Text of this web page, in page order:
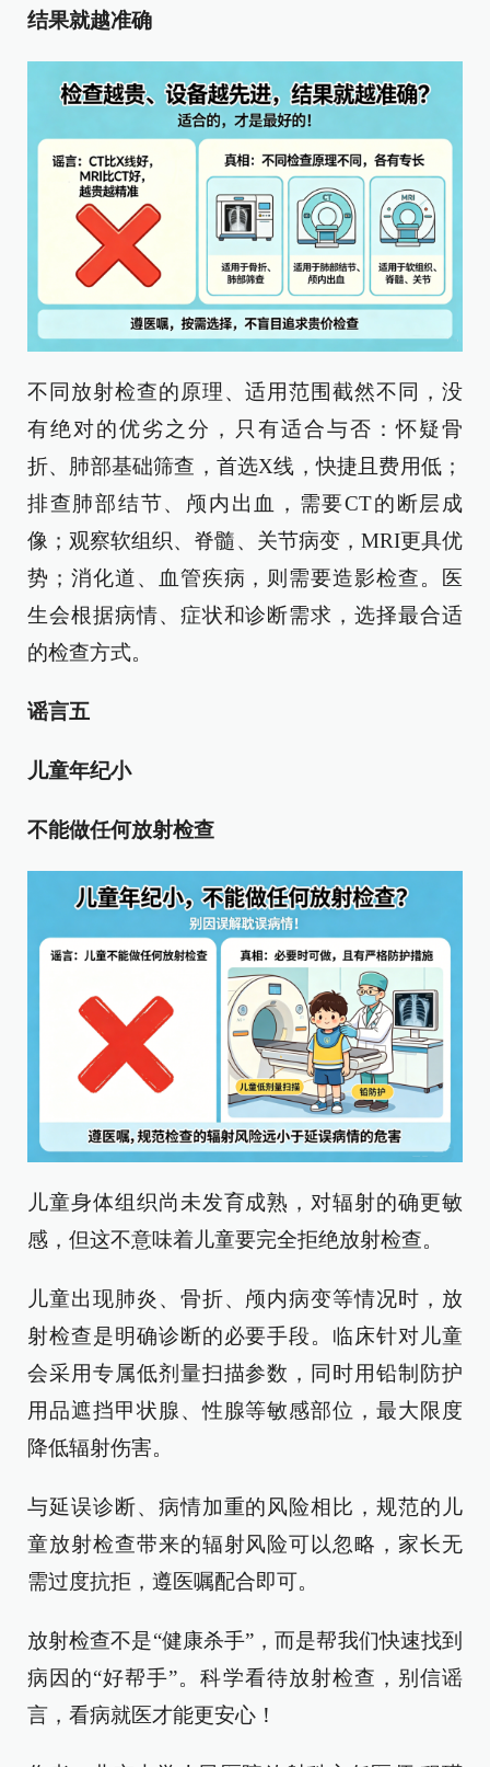
结果就越准确
不同放射检查的原理、适用范围截然不同，没
有绝对的优劣之分，只有适合与否：怀疑骨
折、肺部基础筛查，首选X线，快捷且费用低；
排查肺部结节、颅内出血，需要CT的断层成
像；观察软组织、脊髓、关节病变，MRI更具优
势；消化道、血管疾病，则需要造影检查。医
生会根据病情、症状和诊断需求，选择最合适
的检查方式。
谣言五
儿童年纪小
不能做任何放射检查
儿童身体组织尚未发育成熟，对辐射的确更敏
感，但这不意味着儿童要完全拒绝放射检查。
儿童出现肺炎、骨折、颅内病变等情况时，放
射检查是明确诊断的必要手段。临床针对儿童
会采用专属低剂量扫描参数，同时用铅制防护
用品遮挡甲状腺、性腺等敏感部位，最大限度
降低辐射伤害。
与延误诊断、病情加重的风险相比，规范的儿
童放射检查带来的辐射风险可以忽略，家长无
需过度抗拒，遵医嘱配合即可。
放射检查不是“健康杀手”，而是帮我们快速找到
病因的“好帮手”。科学看待放射检查，别信谣
言，看病就医才能更安心！